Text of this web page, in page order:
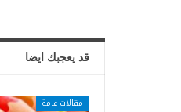
قد يعجبك ايضا
مقالات عامة